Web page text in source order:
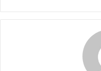
Eklem rahatsızlığı
rahatsızlık yaşadıkları
sürdüklerinde sabah
hafiflediğini görecektir.